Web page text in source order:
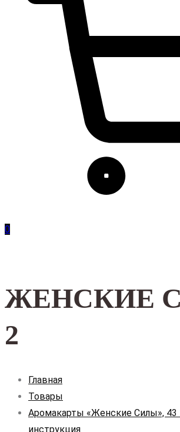
0
ЖЕНСКИЕ
2
Главная
Товары
Аромакарты «Женские Силы»,
инструкция